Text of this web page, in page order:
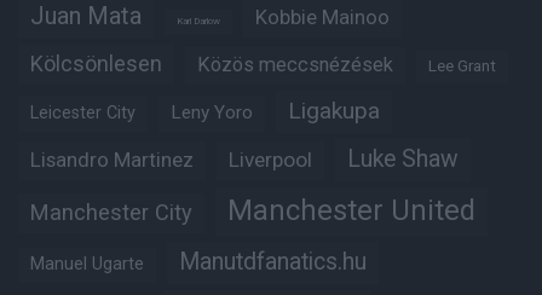
Juan Mata Karl Darlow Kobbie Mainoo
Kölcsönlesen Közös meccsnézések Lee Grant
Leicester City Leny Yoro Ligakupa
Lisandro Martinez Liverpool Luke Shaw
Manchester City Manchester United
Manuel Ugarte Manutdfanatics.hu